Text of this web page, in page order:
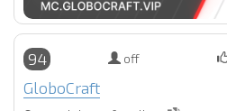
94 off
GloboCraft